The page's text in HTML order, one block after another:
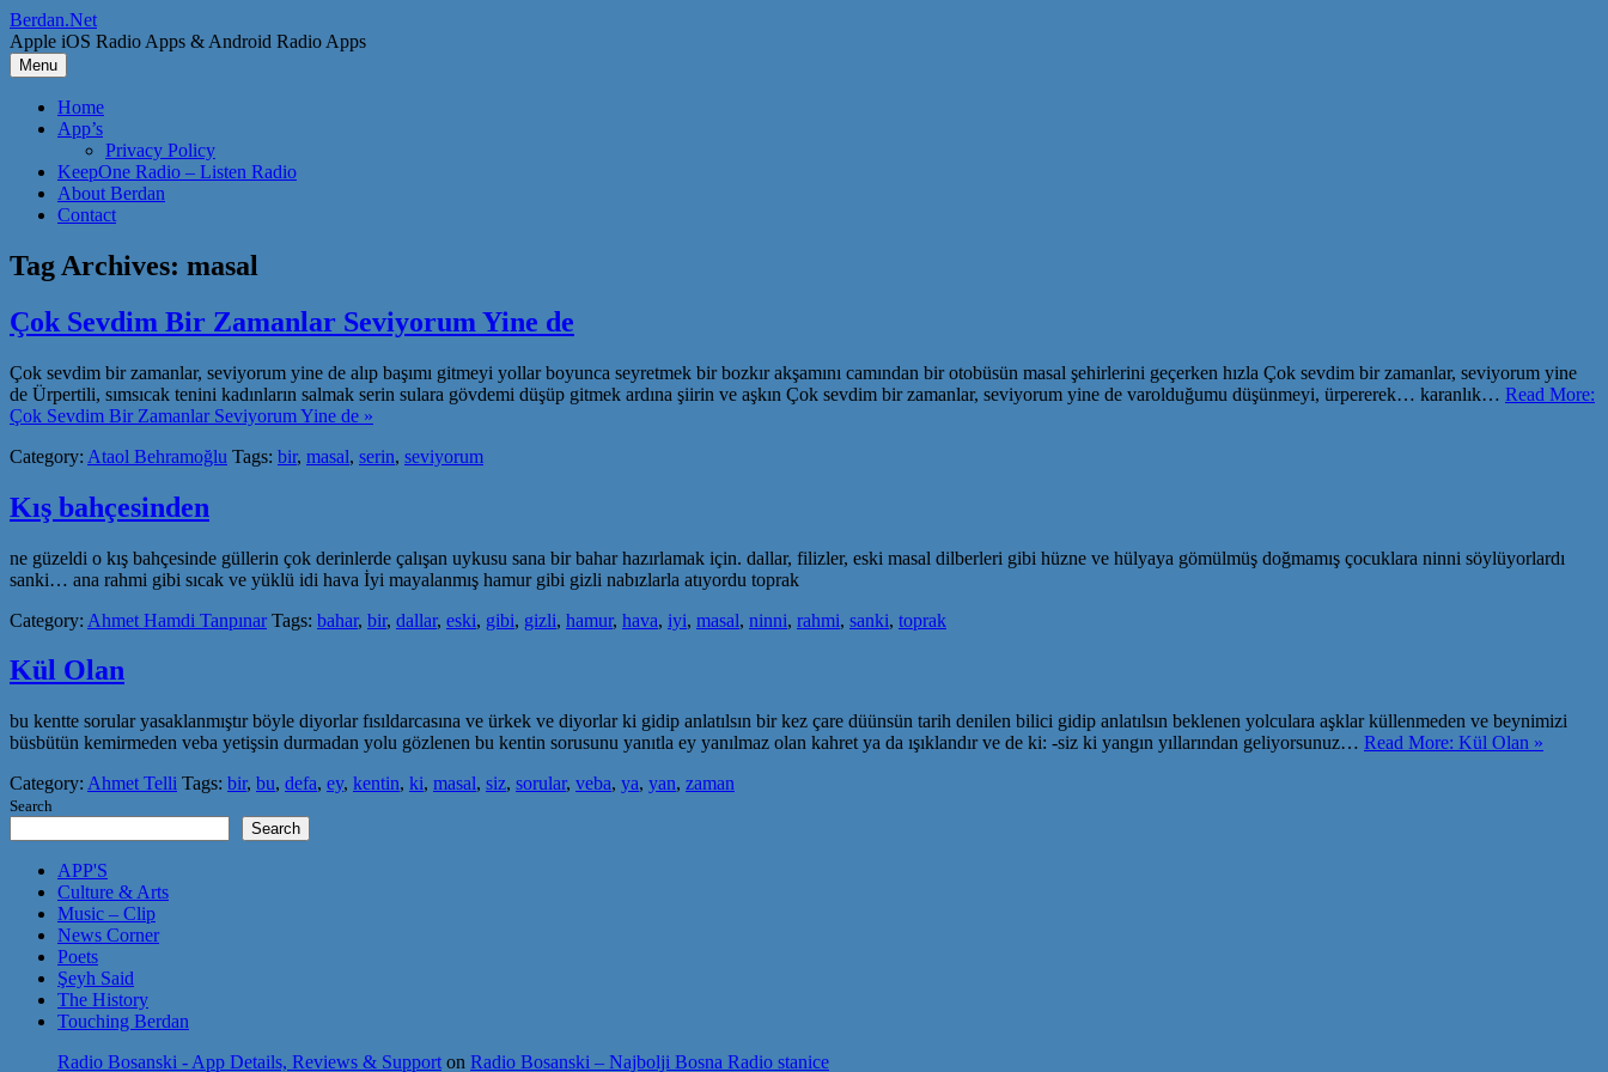
Skip
to
content
Berdan.Net
Apple iOS Radio Apps & Android Radio Apps
Menu
Home
App’s
Privacy Policy
KeepOne Radio – Listen Radio
About Berdan
Contact
Tag Archives: masal
Çok Sevdim Bir Zamanlar Seviyorum Yine de
Çok sevdim bir zamanlar, seviyorum yine de alıp başımı gitmeyi yollar boyunca seyretmek bir bozkır akşamını camından bir otobüsün masal şehirlerini geçerken hızla Çok sevdim bir zamanlar, seviyorum yine
de Ürpertili, sımsıcak tenini kadınların salmak serin sulara gövdemi düşüp gitmek ardına şiirin ve aşkın Çok sevdim bir zamanlar, seviyorum yine de varolduğumu düşünmeyi, ürpererek… karanlık… Read More:
Çok Sevdim Bir Zamanlar Seviyorum Yine de »
Category: Ataol Behramoğlu Tags: bir, masal, serin, seviyorum
Kış bahçesinden
ne güzeldi o kış bahçesinde güllerin çok derinlerde çalışan uykusu sana bir bahar hazırlamak için. dallar, filizler, eski masal dilberleri gibi hüzne ve hülyaya gömülmüş doğmamış çocuklara ninni söylüyorlardı
sanki… ana rahmi gibi sıcak ve yüklü idi hava İyi mayalanmış hamur gibi gizli nabızlarla atıyordu toprak
Category: Ahmet Hamdi Tanpınar Tags: bahar, bir, dallar, eski, gibi, gizli, hamur, hava, iyi, masal, ninni, rahmi, sanki, toprak
Kül Olan
bu kentte sorular yasaklanmıştır böyle diyorlar fısıldarcasına ve ürkek ve diyorlar ki gidip anlatılsın bir kez çare düünsün tarih denilen bilici gidip anlatılsın beklenen yolculara aşklar küllenmeden ve beynimizi
büsbütün kemirmeden veba yetişsin durmadan yolu gözlenen bu kentin sorusunu yanıtla ey yanılmaz olan kahret ya da ışıklandır ve de ki: -siz ki yangın yıllarından geliyorsunuz… Read More: Kül Olan »
Category: Ahmet Telli Tags: bir, bu, defa, ey, kentin, ki, masal, siz, sorular, veba, ya, yan, zaman
Search
Search
APP'S
Culture & Arts
Music – Clip
News Corner
Poets
Şeyh Said
The History
Touching Berdan
Radio Bosanski - App Details, Reviews & Support on Radio Bosanski – Najbolji Bosna Radio stanice